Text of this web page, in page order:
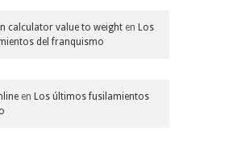
calculator value to weight en Los
del franquismo
en Los últimos fusilamientos